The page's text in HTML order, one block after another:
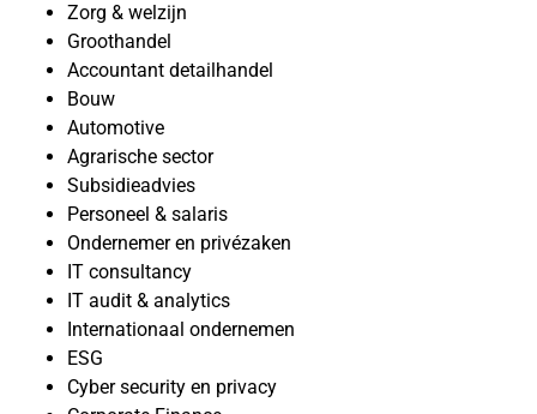
Zorg & welzijn
Groothandel
Accountant detailhandel
Bouw
Automotive
Agrarische sector
Subsidieadvies
Personeel & salaris
Ondernemer en privézaken
IT consultancy
IT audit & analytics
Internationaal ondernemen
ESG
Cyber security en privacy